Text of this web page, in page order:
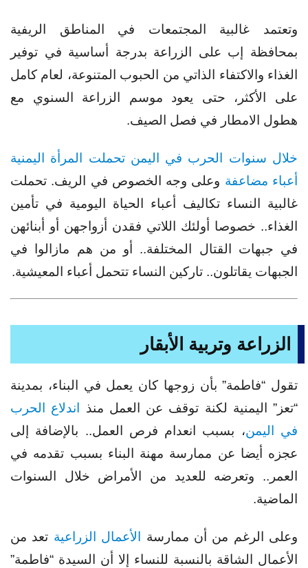
وتعتمد غالبية المجتمعات في المناطق الريفية
بمحافظة إب على الزراعة بدرجة أساسية في توفير
الغذاء والاكتفاء الذاتي من الحبوب المتنوعة، لعام كامل
على الأكثر، حتى يعود موسم الزراعة السنوي مع
هطول الامطار في فصل الصيف.
خلال سنوات الحرب في اليمن تحملت المرأة اليمنية
أعباء مضاعفة وعلى وجه الخصوص في الريف. تحملت
غالبية النساء تكاليف أعباء الحياة اليومية في تأمين
الغذاء.. خصوصا أولئك اللاتي فقدن أزواجهن أو أبنائهن
في جبهات القتال المختلفة.. أو من هم مازالوا في
الجبهات يقاتلون.. تاركين النساء تتحمل أعباء المعيشية.
الزراعة وتربية الأبقار
تقول “فاطمة” بأن زوجها كان يعمل في البناء، بمدينة
“تعز” اليمنية لكنة توقف عن العمل منذ
اندلاع الحرب
في اليمن، بسبب انعدام فرص العمل.. بالإضافة إلى
عجزه أيضا عن ممارسة مهنة البناء بسبب تقدمه في
العمر.. وتعرضه للعديد من الأمراض خلال السنوات
الماضية.
وعلى الرغم من أن ممارسة الأعمال الزراعية تعد من
الأعمال الشاقة بالنسبة للنساء إلا أن السيدة “فاطمة”